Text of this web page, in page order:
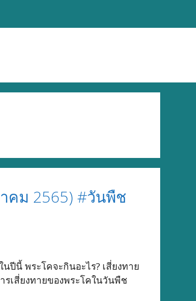
คม 2565) #วันพืช
นี้ พระโคจะกินอะไร? เสี่ยงทาย
รเสี่ยงทายของพระโคในวันพืช